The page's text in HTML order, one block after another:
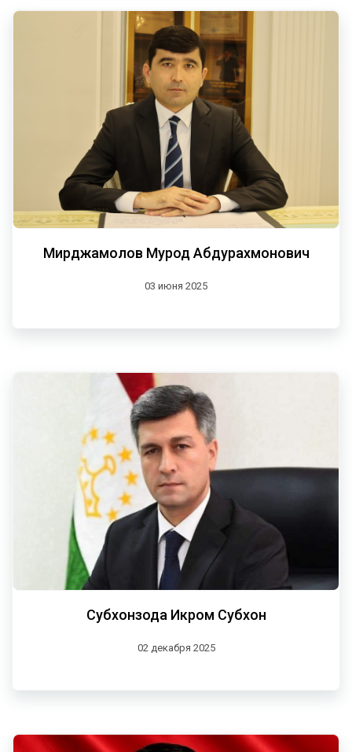
Мирджамолов Мурод Абдурахмонович
03 июня 2025
Субхонзода Икром Субхон
02 декабря 2025